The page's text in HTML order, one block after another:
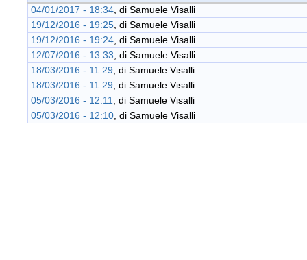
04/01/2017 - 18:34 , di Samuele Visalli
19/12/2016 - 19:25 , di Samuele Visalli
19/12/2016 - 19:24 , di Samuele Visalli
12/07/2016 - 13:33 , di Samuele Visalli
18/03/2016 - 11:29 , di Samuele Visalli
18/03/2016 - 11:29 , di Samuele Visalli
05/03/2016 - 12:11
, di Samuele Visalli
05/03/2016 - 12:10 , di Samuele Visalli